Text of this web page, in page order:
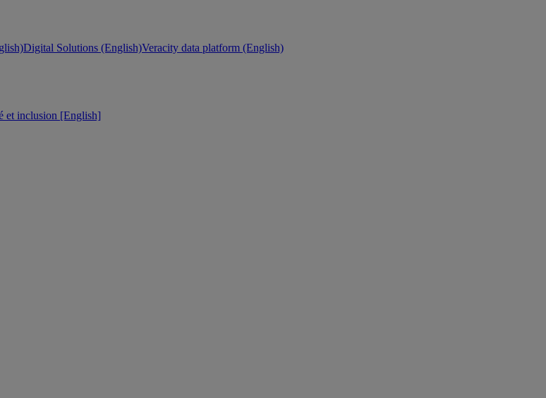
Digital Solutions (English)Veracity data platform (English)
et inclusion [English]